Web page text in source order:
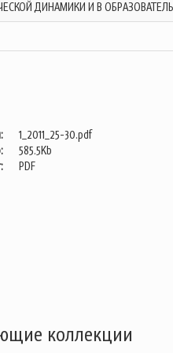
ДИНАМИКИ И В
1_2011_25-30.pdf
585.5Kb
PDF
коллекции